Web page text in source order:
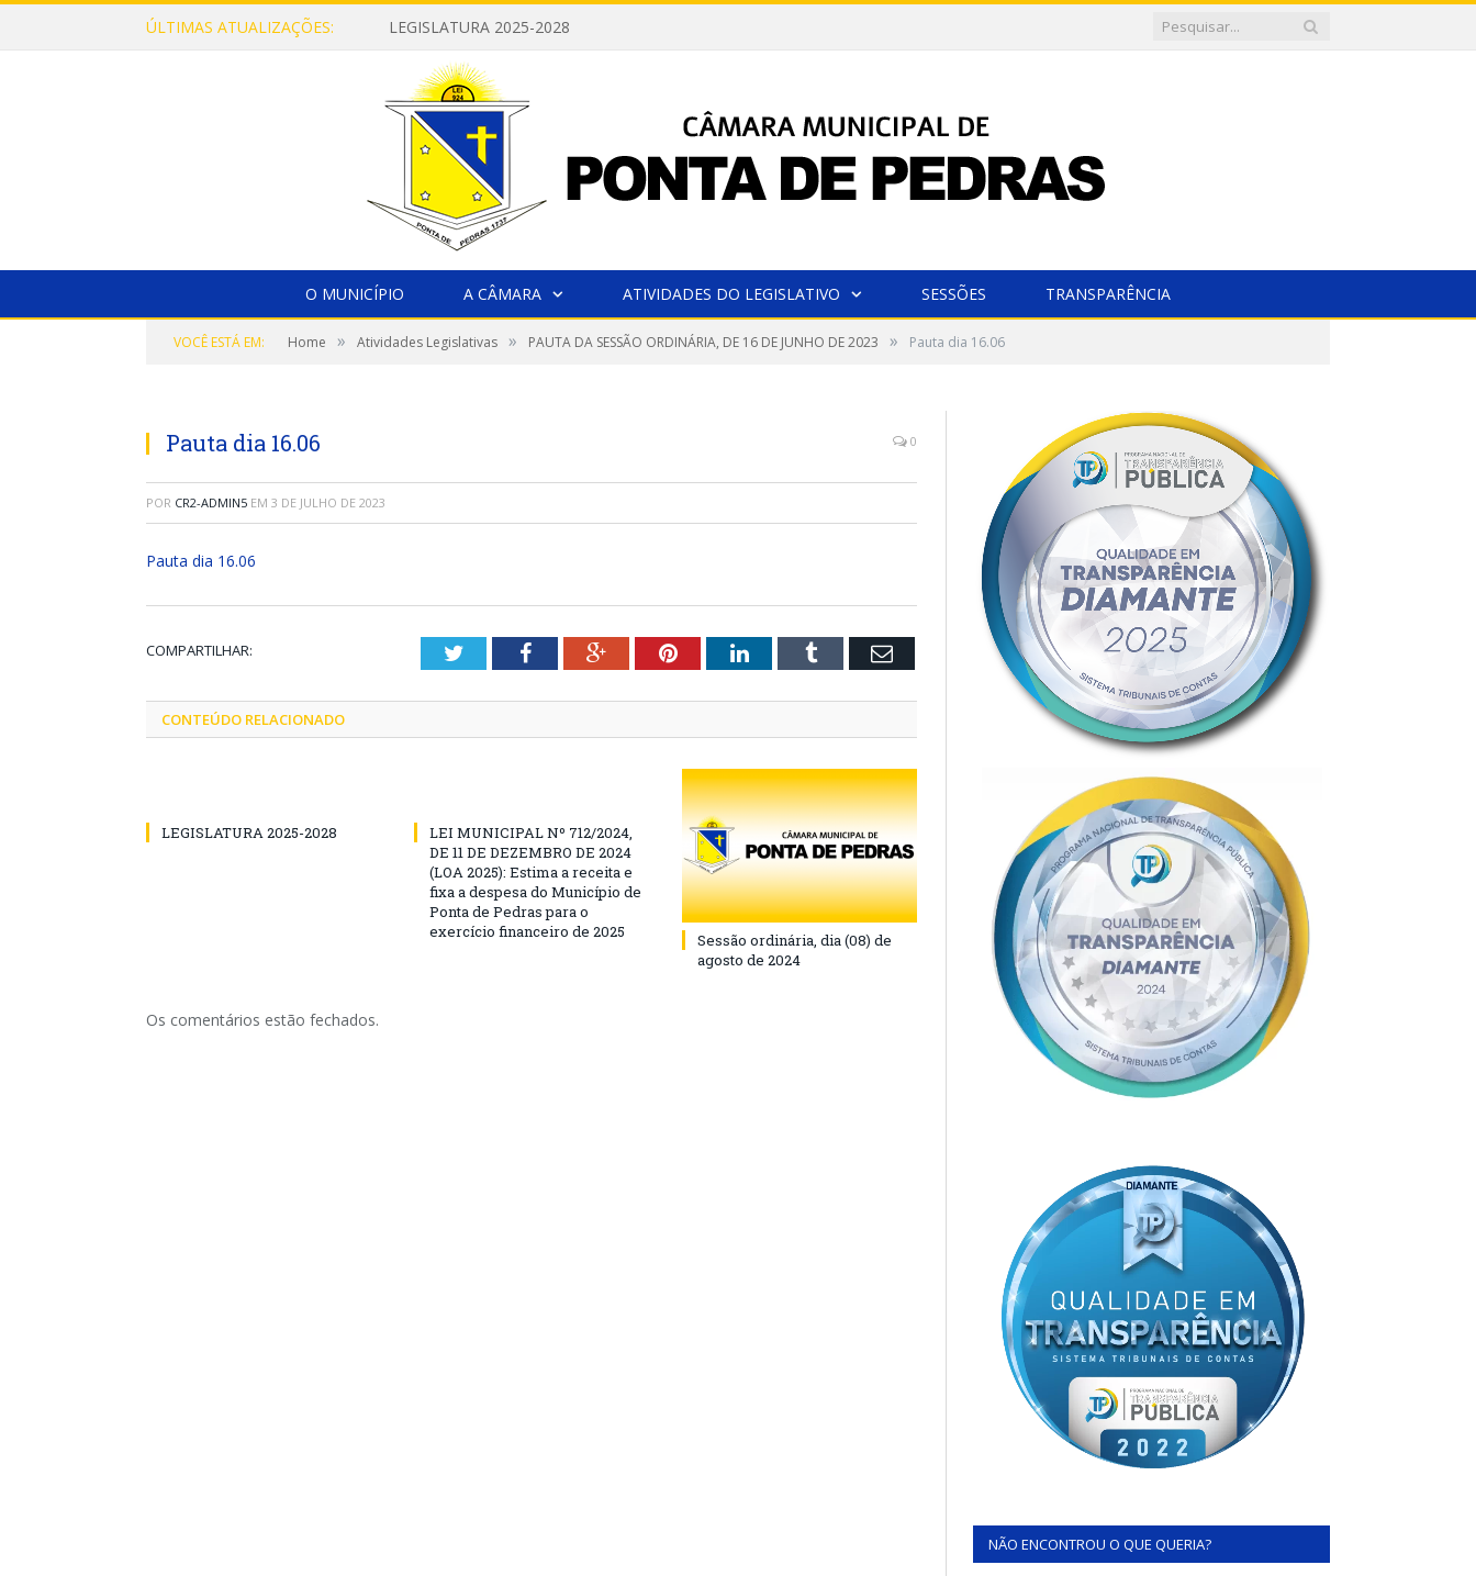
ÚLTIMAS ATUALIZAÇÕES: LEGISLATURA 2025-2028
O MUNICÍPIO A CÂMARA ATIVIDADES DO LEGISLATIVO SESSÕES TRANSPARÊNCIA
VOCÊ ESTÁ EM: Home » Atividades Legislativas » PAUTA DA SESSÃO ORDINÁRIA, DE 16 DE JUNHO DE 2023 » Pauta dia 16.06
Pauta dia 16.06 0
POR CR2-ADMIN5 EM 3 DE JULHO DE 2023
Pauta dia 16.06
COMPARTILHAR: TwitterFacebookGoogle+PinterestLinkedInTumblr Email
CONTEÚDO RELACIONADO
LEGISLATURA 2025-2028
LEI MUNICIPAL Nº 712/2024,
DE 11 DE DEZEMBRO DE 2024
(LOA 2025): Estima a receita e
fixa a despesa do Município de
Ponta de Pedras para o
exercício financeiro de 2025
Sessão ordinária, dia (08) de
agosto de 2024
Os comentários estão fechados.
NÃO ENCONTROU O QUE QUERIA?